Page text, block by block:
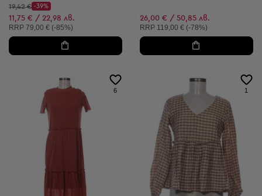
Начална цена:
19,42 €
Discount Price:
-39%
Намалена цена:
11,75 € / 22,98 лв.
Препоръчителна цена:
RRP 79,00 € (-85%)
26,00 € / 50,85 лв.
Препоръчителна цена:
RRP 119,00 € (-78%)
6 1